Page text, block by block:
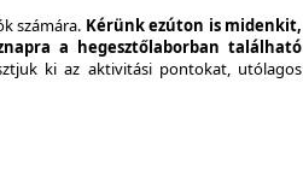
számára. Kérünk ezúton is midenkit,
a hegesztőlaborban található
ki az aktivitási pontokat, utólagos